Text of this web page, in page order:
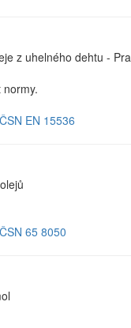
z uhelného dehtu -
EN 15536
65 8050